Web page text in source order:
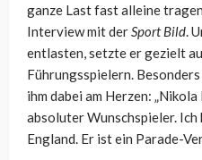
ganze Last fast alleine
Interview mit derSport Bild.
entlasten, setzte er gezielt
Führungsspielern.
ihm dabei am Herzen:
absoluter Wunschspieler. Ich
England. Er ist ein Parade-